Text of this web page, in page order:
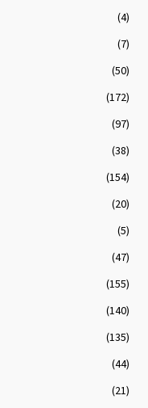
(4)
(7)
(50)
(172)
(97)
(38)
(154)
(20)
(5)
(47)
(155)
(140)
(135)
(44)
(21)